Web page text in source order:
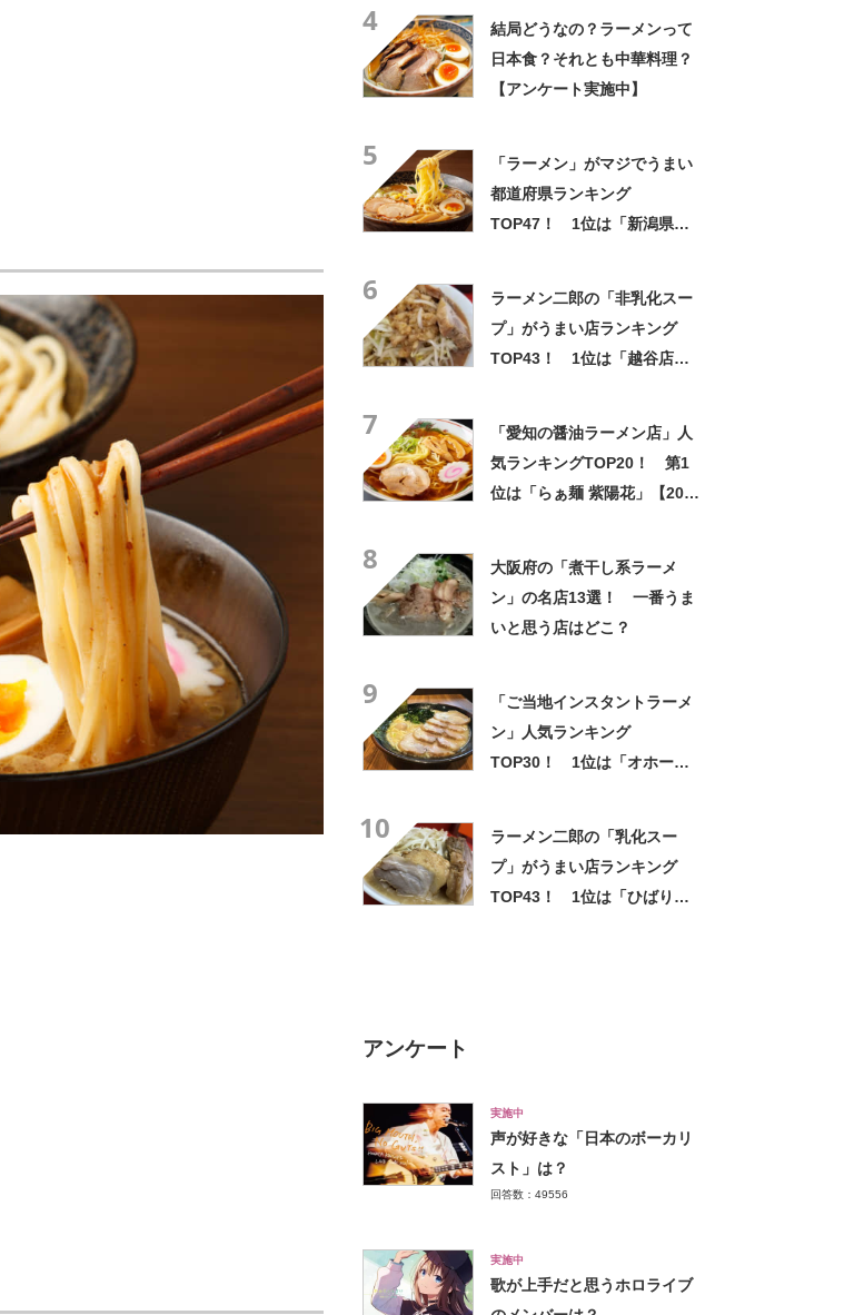
4
結局どうなの？ラーメンって
日本食？それとも中華料理？
【アンケート実施中】
5
「ラーメン」がマジでうまい
都道府県ランキング
TOP47！ 1位は「新潟県」
6
ラーメン二郎の「非乳化スー
プ」がうまい店ランキング
TOP43！ 1位は「越谷店」
7
「愛知の醤油ラーメン店」人
気ランキングTOP20！ 第1
位は「らぁ麺 紫陽花」【2023
8
大阪府の「煮干し系ラーメ
ン」の名店13選！ 一番うま
いと思う店はどこ？
9
「ご当地インスタントラーメ
ン」人気ランキング
TOP30！ 1位は「オホーツ
10
ラーメン二郎の「乳化スー
プ」がうまい店ランキング
TOP43！ 1位は「ひばりヶ
アンケート
実施中
声が好きな「日本のボーカリ
スト」は？
回答数：49556
実施中
歌が上手だと思うホロライブ